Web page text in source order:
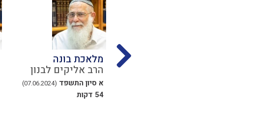
מלאכת בונה
הרב אליקים לבנון
א סיון התשפד (07.06.2024)
54 דקות